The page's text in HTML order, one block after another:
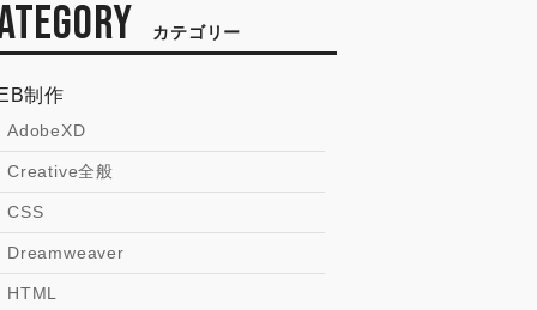
カテゴリー
制作
AdobeXD
Creative全般
CSS
Dreamweaver
HTML